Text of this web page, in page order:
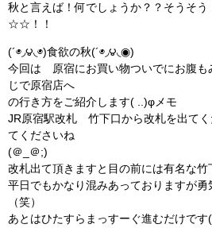
秋と言えば！何でしょうか？？そうそ
☆☆！！
(´◉◞౪◟◉)食欲の秋(´◉◞౪◟◉)
今回は 原宿にお買い物ついでにお腹も
じで原宿店へ
の行き方をご紹介します( ..)φメモ
JR原宿駅改札 竹下口から改札を出てく
てくださいね
(＠_＠;)
改札出て頂きますと目の前には有名な竹
平日でもかなり混みあっておりますが
（笑）
あとはひたすらまっすーぐ進むだけです